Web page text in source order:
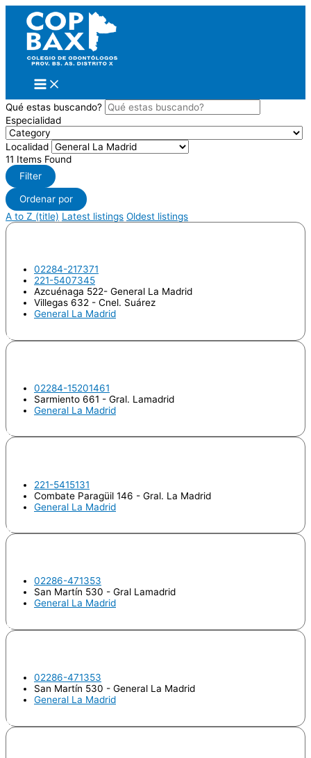
Ir
contenido
Qué estas buscando?
Especialidad
Localidad
11 Items Found
Filter
Ordenar por
A to Z (title) Latest listings Oldest listings
02284-217371
221-5407345
Azcuénaga 522- General La Madrid
Villegas 632 - Cnel. Suárez
General La Madrid
Odontologo
02284-15201461
Sarmiento 661 - Gral. Lamadrid
General La Madrid
Odontologo
221-5415131
Combate Paragüil 146 - Gral. La Madrid
General La Madrid
Odontologo
02286-471353
San Martín 530 - Gral Lamadrid
General La Madrid
Odontologo
02286-471353
San Martín 530 - General La Madrid
General La Madrid
Odontologo